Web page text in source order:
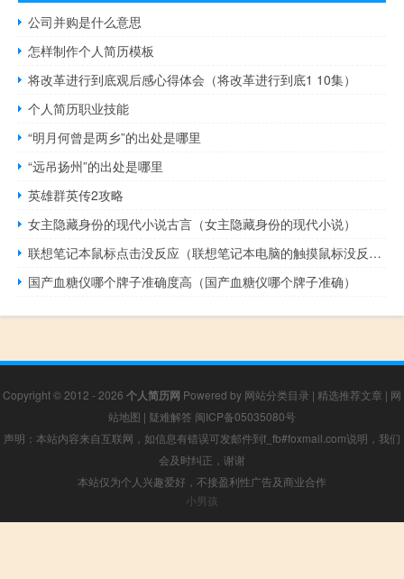
公司并购是什么意思
怎样制作个人简历模板
将改革进行到底观后感心得体会（将改革进行到底1 10集）
个人简历职业技能
“明月何曾是两乡”的出处是哪里
“远吊扬州”的出处是哪里
英雄群英传2攻略
女主隐藏身份的现代小说古言（女主隐藏身份的现代小说）
联想笔记本鼠标点击没反应（联想笔记本电脑的触摸鼠标没反应了）
国产血糖仪哪个牌子准确度高（国产血糖仪哪个牌子准确）
Copyright © 2012 - 2026 个人简历网 Powered by 网站分类目录 | 精选推荐文章 | 网
站地图 | 疑难解答 闽ICP备05035080号
声明：本站内容来自互联网，如信息有错误可发邮件到f_fb#foxmail.com说明，我们
会及时纠正，谢谢
本站仅为个人兴趣爱好，不接盈利性广告及商业合作
小男孩